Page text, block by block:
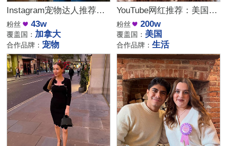
Instagram宠物达人推荐：加拿大猫咪生活博主，适合宠物品牌合作
粉丝 43w
覆盖国： 加拿大
合作品牌： 宠物
YouTube网红推荐：美国生活方式Vlog博主，200万粉家庭达人合作
粉丝 200w
覆盖国： 美国
合作品牌：生活